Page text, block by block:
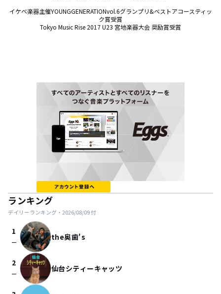
イケベ楽器主催YOUNGGENERATIONvol.6グランプリ&ベストアコースティッ
ク賞受賞
Tokyo Music Rise 2017 U23 宮地楽器大会 奨励賞受賞
ランキング
デイリーランキング・ 2026/08/09付
1
check_indeterminate_small the奥歯's
2
check_indeterminate_small 仙台シティーキャッツ